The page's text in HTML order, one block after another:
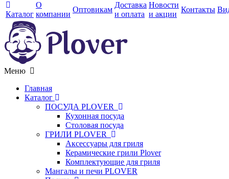
Каталог
О
компании
Оптовикам
Доставка
и оплата
Новости
и акции
Контакты
Меню
Главная
Каталог
ПОСУДА PLOVER
Кухонная посуда
Столовая посуда
ГРИЛИ PLOVER
Аксессуары для гриля
Керамические грили Plover
Комплектующие для гриля
Мангалы и печи PLOVER